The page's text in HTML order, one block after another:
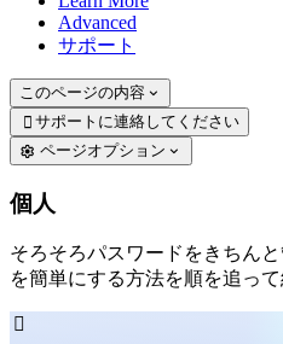
Advanced
サポート
このページの内容
 サポートに連絡してください
ページオプション
個人
そろそろパスワードをきちん
を簡単にする方法を順を追って
